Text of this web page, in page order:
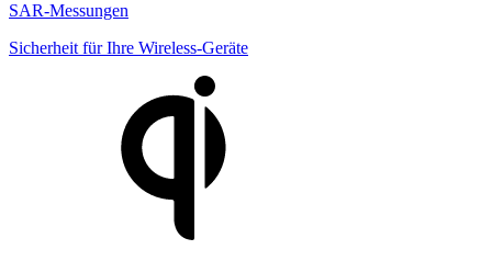
SAR-Messungen
Sicherheit für Ihre Wireless-Geräte